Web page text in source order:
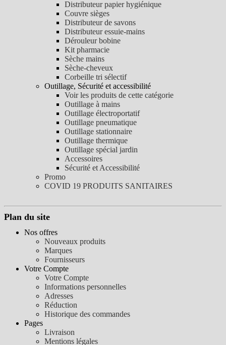
Distributeur papier hygiénique
Couvre sièges
Distributeur de savons
Distributeur essuie-mains
Dérouleur bobine
Kit pharmacie
Sèche mains
Sèche-cheveux
Corbeille tri sélectif
Outillage, Sécurité et accessibilité
Voir les produits de cette catégorie
Outillage à mains
Outillage électroportatif
Outillage pneumatique
Outillage stationnaire
Outillage thermique
Outillage spécial jardin
Accessoires
Sécurité et Accessibilité
Promo
COVID 19 PRODUITS SANITAIRES
Plan du site
Nos offres
Nouveaux produits
Marques
Fournisseurs
Votre Compte
Votre Compte
Informations personnelles
Adresses
Réduction
Historique des commandes
Pages
Livraison
Mentions légales